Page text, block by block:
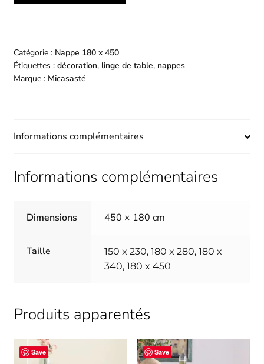
180
x
Catégorie : Nappe 180 x 450
Étiquettes : décoration, linge de table, nappes
Marque : Micasasté
Informations complémentaires
Informations complémentaires
Dimensions 450 × 180 cm
Taille
150 x 230, 180 x 280, 180 x
340, 180 x 450
Produits apparentés
Save Save